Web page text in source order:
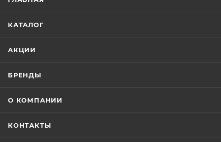
КАТАЛОГ
АКЦИИ
БРЕНДЫ
О КОМПАНИИ
КОНТАКТЫ